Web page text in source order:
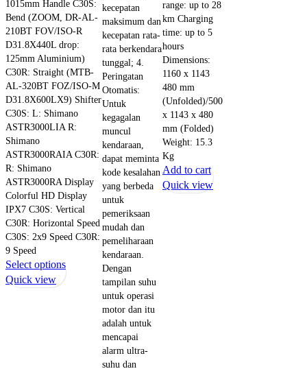
1015mm Handle C30S:
Bend (ZOOM, DR-AL-
210BT FOV/ISO-R
D31.8X440L drop:
125mm Aluminium)
C30R: Straight (MTB-
AL-320BT FOZ/ISO-M
D31.8X600LX9) Shifter
C30S: L: Shimano
ASTR3000LIA R:
Shimano
ASTR3000RAIA C30R:
R: Shimano
ASTR3000RA Display
Colorful HD Display
IPX7 C30S: Vertical
C30R: Horizontal Speed
C30S: 2x9 Speed C30R:
9 Speed
Select optionsThis
Quick view
kecepatan
maksimum dan
kecepatan rata-
rata berkendara
tunggal; 4.
Peringatan
Otomatis:
Untuk
kegagalan
muncul
kendaraan,
dapat meminta
kode kesalahan
yang berbeda
untuk
pemeriksaan
mudah dan
pemeliharaan
kendaraan.
Dengan
tampilan suhu
untuk operasi
motor dan itu
adalah untuk
mencapai
alarm ultra-
suhu dan
range: up to 28
km Charging
time: up to 5
hours
Dimensions:
1160 x 1143
480 mm
(Unfolded)/500
x 1143 x 480
mm (Folded)
Weight: 15.3
Kg
Add to cart
Quick view